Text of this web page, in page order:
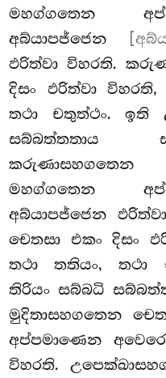
මහග්ගතෙන
අබ්යාපජ්ජෙන
ඵරිත්වා විහරති.
දිසං ඵරිත්වා
තථා චතුත්ථං. ඉති
සබ්බත්තතාය
මහග්ගතෙන
අබ්යාපජ්ජෙන
චෙතසා එකං දිසං
තථා තතියං, තථා
තිරියං සබ්බධි
මුදිතාසහගතෙන
අප්පමාණෙන
විහරති.